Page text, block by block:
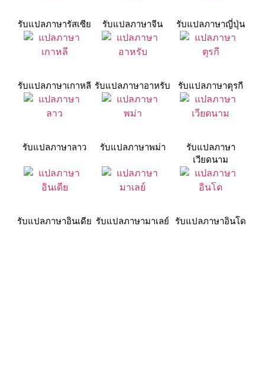
รับแปลภาษารัสเซีย รับแปลภาษาจีน รับแปลภาษาญี่ปุ่น
รับแปลภาษาเกาหลี รับแปลภาษาอาหรับ รับแปลภาษาตุรกี
รับแปลภาษาลาว รับแปลภาษาพม่า
รับแปลภาษา
เวียดนาม
รับแปลภาษาอินเดีย รับแปลภาษามาเลย์ รับแปลภาษาอินโด